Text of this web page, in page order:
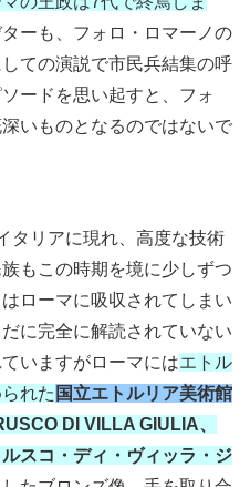
ーも、フォロ・ロマーノの
ての演説で市民兵結集の呼
ードを思い起すと、フォ
いものとなるのではないで
タリアに現れ、高度な技術
もこの時期を境に少しずつ
ローマに吸収されてしまい
に完全に解読されていない
いますがローマにはエトル
れた 国立エトルリア美術館
DI VILLA GIULIA、
スコ・ディ・ヴィッラ・ジ